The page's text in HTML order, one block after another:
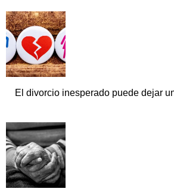
El divorcio inesperado puede dejar